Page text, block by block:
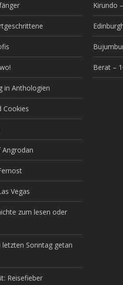
in Anthologien
Cookies
Angrodan
Vegas
zum lesen oder
Sonntag getan
Reisefieber
Kirundo
Berat –